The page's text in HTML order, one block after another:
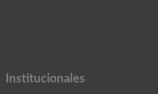
Institucionales